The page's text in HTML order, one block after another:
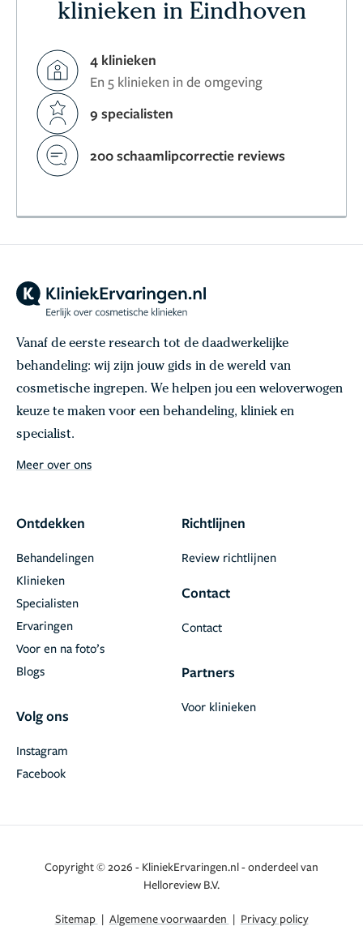
klinieken in Eindhoven
4 klinieken
En 5 klinieken in de omgeving
9 specialisten
200 schaamlipcorrectie reviews
Vanaf de eerste research tot de daadwerkelijke
behandeling: wij zijn jouw gids in de wereld van
cosmetische ingrepen. We helpen jou een weloverwogen
keuze te maken voor een behandeling, kliniek en
specialist.
Meer over ons
Ontdekken
Behandelingen
Klinieken
Specialisten
Ervaringen
Voor en na foto’s
Blogs
Volg ons
Facebook
Instagram
Richtlijnen
Review richtlijnen
Contact
Contact
Partners
Voor klinieken
Copyright © 2026 - KliniekErvaringen.nl - onderdeel van
Helloreview B.V.
Sitemap | Algemene voorwaarden | Privacy policy